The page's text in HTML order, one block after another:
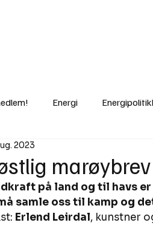
Energi
Lovbrudd
i Klartekst Ukens innlegg
marøybrev
2023
på land og til havs
samle oss til kamp og
Erlend Leirdal, kunstner